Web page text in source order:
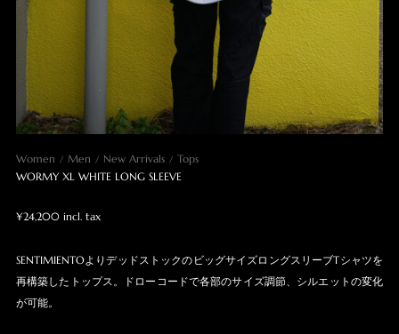
Women Men New Arrivals
Tops
WORMY XL WHITE LONG SLEEVE
¥24,200 incl. tax
SENTIMIENTOよりデッドストックのビッグサイズロングスリーブTシャツを
再構築したトップス。ドローコードで各部のサイズ調節、シルエットの変化
が可能。